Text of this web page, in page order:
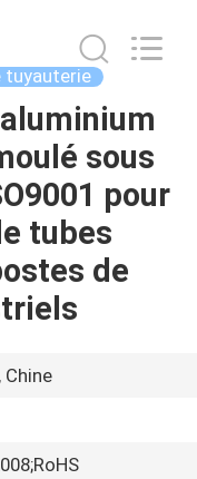
tuyauterie
sous
pour
tubes
de
Chine